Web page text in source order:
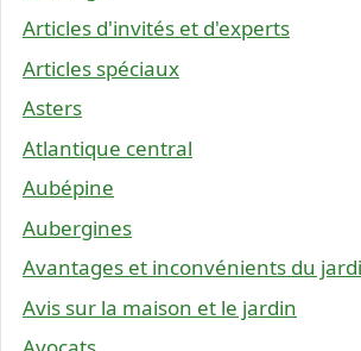
Articles d'invités et d'experts
Articles spéciaux
Asters
Atlantique central
Aubépine
Aubergines
Avantages et inconvénients du
Avis sur la maison et le jardin